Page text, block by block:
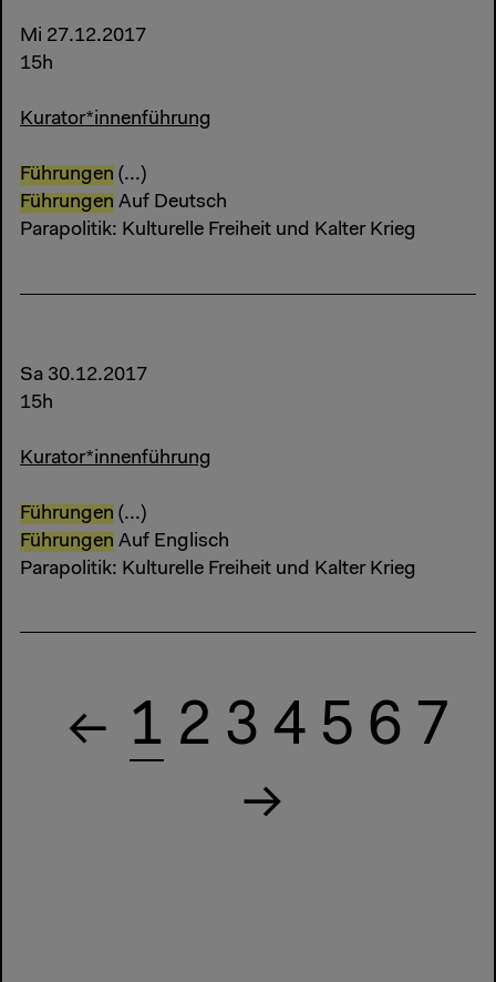
Mi 27.12.2017
15h
Kurator*innenführung
Führungen (...)
Führungen Auf Deutsch
Parapolitik: Kulturelle Freiheit und Kalter Krieg
Sa 30.12.2017
15h
Kurator*innenführung
Führungen (...)
Führungen Auf Englisch
Parapolitik: Kulturelle Freiheit und Kalter Krieg
1 2 3 4 5 6 7